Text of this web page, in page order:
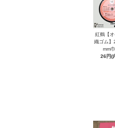
紅鶴【
織ゴム
mm
26円(